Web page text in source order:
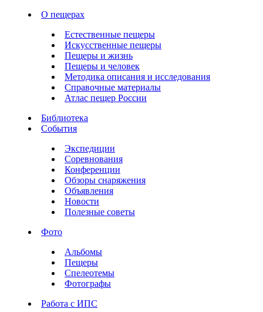
О пещерах
Естественные пещеры
Искусственные пещеры
Пещеры и жизнь
Пещеры и человек
Методика описания и исследования
Справочные материалы
Атлас пещер России
Библиотека
События
Экспедиции
Соревнования
Конференции
Обзоры снаряжения
Объявления
Новости
Полезные советы
Фото
Альбомы
Пещеры
Спелеотемы
Фотографы
Работа с ИПС